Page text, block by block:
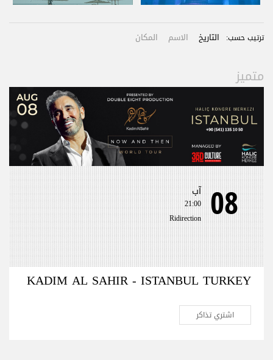
ترتيب حسب: التاريخ الاسم المكان
متميز
08 آب
21:00
Ridirection
KADIM AL SAHIR - ISTANBUL TURKEY
اشتري تذاكر